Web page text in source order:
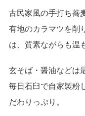
古民家風の手打ち蕎
有地のカラマツを削
は、質素ながらも温
玄そば・醤油などは
毎日石臼で自家製粉
だわりっぷり。